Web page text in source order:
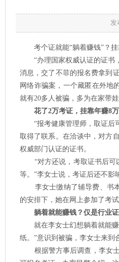
发
考个证就能“躺着赚钱”？挂
“办理国家权威认证的证书
消息，交了不菲的报名费拿到
网络诈骗案，一个藏匿在外地
就有20多人被骗，多为在家带娃
花了2万考证，挂靠年赚8万
“报考健康管理师，取证后可
取得了联系。在洽谈中，对方
权威部门认证的证书。
“对方还说，考取证书后可以
等。”李女士说，考证后还不影
李女士缴纳了辅导费、书本
的安排下，她在网上参加了考
躺着就能赚钱？仅是行业证
就在李女士幻想躺着就能赚
纸。”意识到被骗，李女士来到
根据警方事后调查，李女士